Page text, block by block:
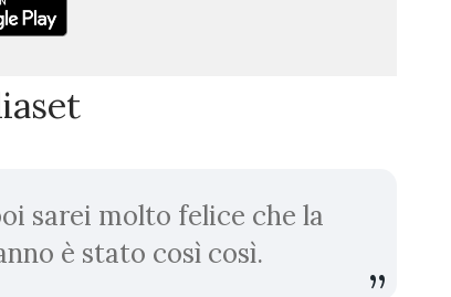
sarei molto felice che la
è stato così così.